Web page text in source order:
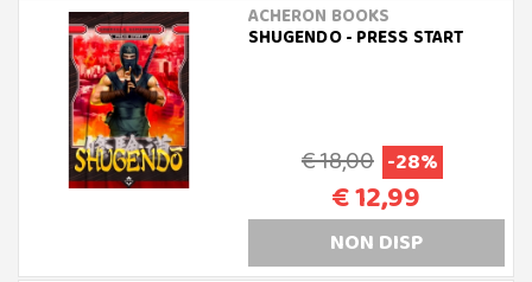
ACHERON BOOKS
SHUGENDO - PRESS START
€ 18,00 -28%
€ 12,99
NON DISP